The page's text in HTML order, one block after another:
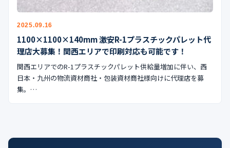
会社案内
🇺🇸🇰🇷🇹🇼🇻🇳
2025.09.16
1100×1100×140mm 激安R-1プラスチックパレット代
理店大募集！関西エリアで印刷対応も可能です！
関西エリアでのR-1プラスチックパレット供給量増加に伴い、西
日本・九州の物流資材商社・包装資材商社様向けに代理店を募
集。…